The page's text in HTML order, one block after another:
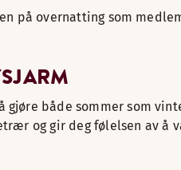
på overnatting som
både sommer som
og gir deg følelsen av å